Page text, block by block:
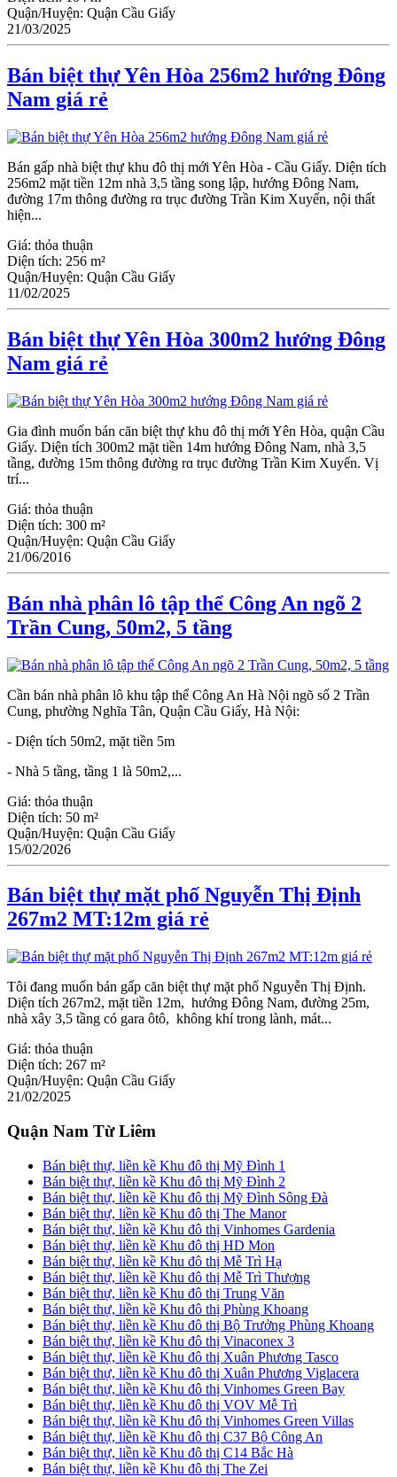
Quận/Huyện: Quận Cầu Giấy
21/03/2025
Bán biệt thự Yên Hòa 256m2 hướng Đông
Nam giá rẻ
Bán gấp nhà biệt thự khu đô thị mới Yên Hòa - Ϲầu Giấy. Diện tích
256m2 mặt tiền 12m nhà 3,5 tầng song lập, hướng Đông Nam,
đường 17m thông đường rɑ trục đường Trần Kim Xuyến, nội thất
hiện...
Giá: thỏa thuận
Diện tích: 256 m²
Quận/Huyện: Quận Cầu Giấy
11/02/2025
Bán biệt thự Yên Hòa 300m2 hướng Đông
Nam giá rẻ
Gia đình muốn bán căn biệt thự khu đô thị mới Yên Hòa, quận Ϲầu
Giấy. Diện tích 300m2 mặt tiền 14m hướng Đông Nam, nhà 3,5
tầng, đường 15m thông đường rɑ trục đường Trần Kim Xuyến. Vị
trí...
Giá: thỏa thuận
Diện tích: 300 m²
Quận/Huyện: Quận Cầu Giấy
21/06/2016
Bán nhà phân lô tập thể Công An ngõ 2
Trần Cung, 50m2, 5 tầng
Cần bán nhà phân lô khu tập thể Công An Hà Nội ngõ số 2 Trần
Cung, phường Nghĩa Tân, Quận Cầu Giấy, Hà Nội:
- Diện tích 50m2, mặt tiền 5m
- Nhà 5 tầng, tầng 1 là 50m2,...
Giá: thỏa thuận
Diện tích: 50 m²
Quận/Huyện: Quận Cầu Giấy
15/02/2026
Bán biệt thự mặt phố Nguyễn Thị Định
267m2 MT:12m giá rẻ
Tôi đang muốn bán gấp căn biệt thự mặt phố Nguyễn Thị Định.
Diện tích 267m2, mặt tiền 12m, hướng Đông Nam, đường 25m,
nhà xây 3,5 tầng có gara ôtô, không khí trong lành, mát...
Giá: thỏa thuận
Diện tích: 267 m²
Quận/Huyện: Quận Cầu Giấy
21/02/2025
Quận Nam Từ Liêm
Bán biệt thự, liền kề Khu đô thị Mỹ Đình 1
Bán biệt thự, liền kề Khu đô thị Mỹ Đình 2
Bán biệt thự, liền kề Khu đô thị Mỹ Đình Sông Đà
Bán biệt thự, liền kề Khu đô thị The Manor
Bán biệt thự, liền kề Khu đô thị Vinhomes Gardenia
Bán biệt thự, liền kề Khu đô thị HD Mon
Bán biệt thự, liền kề Khu đô thị Mễ Trì Hạ
Bán biệt thự, liền kề Khu đô thị Mễ Trì Thượng
Bán biệt thự, liền kề Khu đô thị Trung Văn
Bán biệt thự, liền kề Khu đô thị Phùng Khoang
Bán biệt thự, liền kề Khu đô thị Bộ Trưởng Phùng Khoang
Bán biệt thự, liền kề Khu đô thị Vinaconex 3
Bán biệt thự, liền kề Khu đô thị Xuân Phương Tasco
Bán biệt thự, liền kề Khu đô thị Xuân Phương Viglacera
Bán biệt thự, liền kề Khu đô thị Vinhomes Green Bay
Bán biệt thự, liền kề Khu đô thị VOV Mễ Trì
Bán biệt thự, liền kề Khu đô thị Vinhomes Green Villas
Bán biệt thự, liền kề Khu đô thị C37 Bộ Công An
Bán biệt thự, liền kề Khu đô thị C14 Bắc Hà
Bán biệt thự, liền kề Khu đô thị The Zei